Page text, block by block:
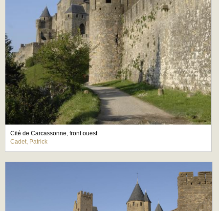
Cité de Carcassonne, front ouest
Cadet, Patrick